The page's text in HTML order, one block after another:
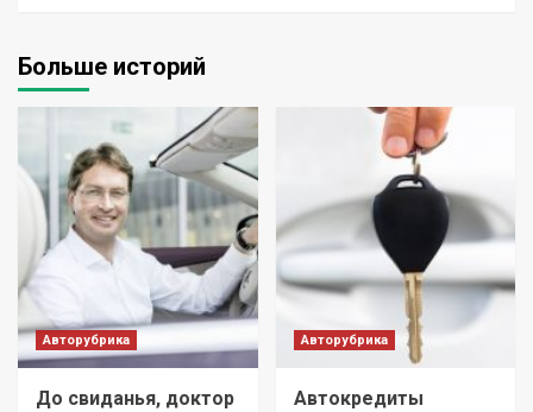
Больше историй
Авторубрика
До свиданья, доктор
Авторубрика
Автокредиты